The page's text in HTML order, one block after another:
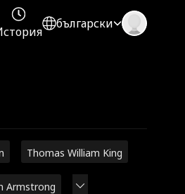
български
Thomas William King
Armstrong